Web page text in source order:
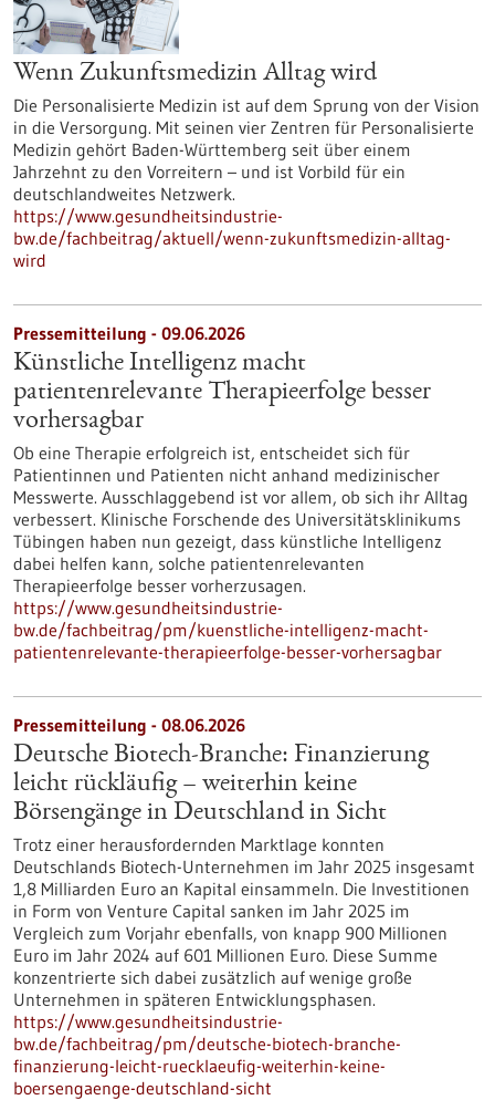
Wenn Zukunftsmedizin Alltag wird
Die Personalisierte Medizin ist auf dem Sprung von der Vision
in die Versorgung. Mit seinen vier Zentren für Personalisierte
Medizin gehört Baden-Württemberg seit über einem
Jahrzehnt zu den Vorreitern – und ist Vorbild für ein
deutschlandweites Netzwerk.
https://www.gesundheitsindustrie-
bw.de/fachbeitrag/aktuell/wenn-zukunftsmedizin-alltag-
wird
Pressemitteilung - 09.06.2026
Künstliche Intelligenz macht
patientenrelevante Therapieerfolge besser
vorhersagbar
Ob eine Therapie erfolgreich ist, entscheidet sich für
Patientinnen und Patienten nicht anhand medizinischer
Messwerte. Ausschlaggebend ist vor allem, ob sich ihr Alltag
verbessert. Klinische Forschende des Universitätsklinikums
Tübingen haben nun gezeigt, dass künstliche Intelligenz
dabei helfen kann, solche patientenrelevanten
Therapieerfolge besser vorherzusagen.
https://www.gesundheitsindustrie-
bw.de/fachbeitrag/pm/kuenstliche-intelligenz-macht-
patientenrelevante-therapieerfolge-besser-vorhersagbar
Pressemitteilung - 08.06.2026
Deutsche Biotech-Branche: Finanzierung
leicht rückläufig – weiterhin keine
Börsengänge in Deutschland in Sicht
Trotz einer herausfordernden Marktlage konnten
Deutschlands Biotech-Unternehmen im Jahr 2025 insgesamt
1,8 Milliarden Euro an Kapital einsammeln. Die Investitionen
in Form von Venture Capital sanken im Jahr 2025 im
Vergleich zum Vorjahr ebenfalls, von knapp 900 Millionen
Euro im Jahr 2024 auf 601 Millionen Euro. Diese Summe
konzentrierte sich dabei zusätzlich auf wenige große
Unternehmen in späteren Entwicklungsphasen.
https://www.gesundheitsindustrie-
bw.de/fachbeitrag/pm/deutsche-biotech-branche-
finanzierung-leicht-ruecklaeufig-weiterhin-keine-
boersengaenge-deutschland-sicht